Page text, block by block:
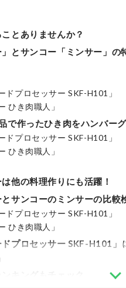
とありませんか？
とサンコー「ミンサー」の
ドプロセッサー SKF-H101」
ひき肉職人」
で作ったひき肉をハンバー
ドプロセッサー SKF-H101」
ひき肉職人」
他の料理作りにも活躍！
サンコーのミンサーの比較
ドプロセッサー SKF-H101」
ひき肉職人」
プロセッサー SKF-H101」